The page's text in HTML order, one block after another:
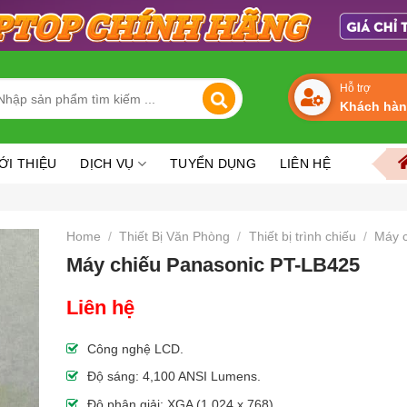
Hỗ trợ
Khách
THIỆU DỊCH VỤ TUYỂN DỤNG LIÊN HỆ
Home / Thiết Bị Văn Phòng / Thiết bị trình chiếu / Máy
Máy chiếu Panasonic PT-LB425
Liên hệ
Công nghệ LCD.
Độ sáng: 4,100 ANSI Lumens.
Độ phân giải: XGA (1,024 x 768).